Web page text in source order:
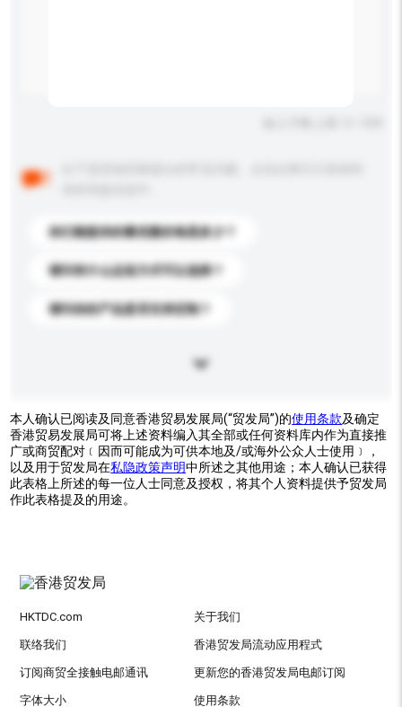
你们能提供的最优惠价格是多少？
请问有什么运送方式可以选择？
请问你的产品是否支持定制？
本人确认已阅读及同意香港贸易发展局(“贸发局”)的使用条款及确定
香港贸易发展局可将上述资料编入其全部或任何资料库内作为直接推
广或商贸配对﹝因而可能成为可供本地及/或海外公众人士使用﹞，
以及用于贸发局在私隐政策声明中所述之其他用途；本人确认已获得
此表格上所述的每一位人士同意及授权，将其个人资料提供予贸发局
作此表格提及的用途。
HKTDC.com 关于我们
联络我们 香港贸发局流动应用程式
订阅商贸全接触电邮通讯 更新您的香港贸发局电邮订阅
字体大小 使用条款